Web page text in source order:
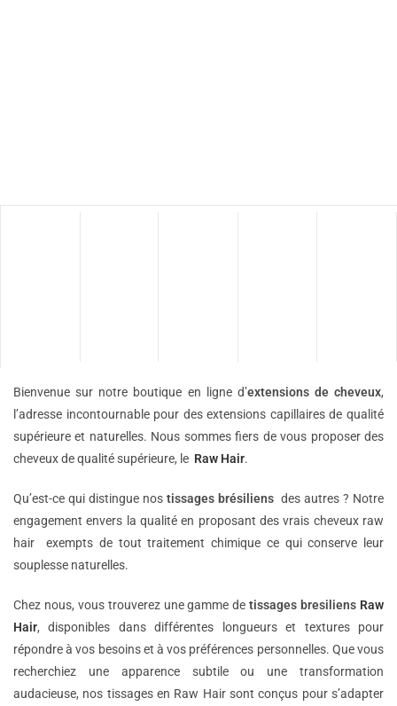
Bienvenue sur notre boutique en ligne d’extensions decheveux,
l’adresse incontournable pour des extensions capillaires de qualité
supérieure et naturelles. Nous sommes fiers de vous proposer des
cheveux de qualité supérieure, le Raw Hair.
Qu’est-ce qui distingue nos tissages brésiliens des autres ? Notre
engagement envers la qualité en proposant des vrais cheveux raw
hair exempts de tout traitement chimique ce qui conserve leur
souplesse naturelles.
Chez nous, vous trouverez une gamme detissages bresiliens Raw
Hair, disponibles dans différentes longueurs et textures pour
répondre à vos besoins et à vos préférences personnelles. Que vous
recherchiez une apparence subtile ou une transformation
audacieuse, nos tissages en Raw Hair sont conçus pour s’adapter